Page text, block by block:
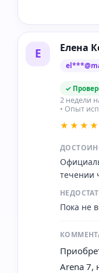
Е Елена
✓
2 недели
• Опыт
течении
Пока не
Arena 7,